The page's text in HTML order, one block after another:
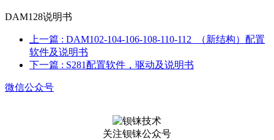
DAM128说明书
上一篇 : DAM102-104-106-108-110-112_（新结构）配置
软件及说明书
下一篇 : S281配置软件，驱动及说明书
微信公众号
关注钡铼公众号